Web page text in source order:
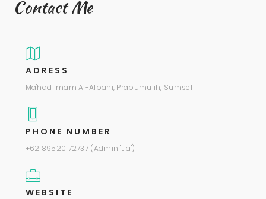
Contact Me
ADRESS
Ma'had Imam Al-Albani, Prabumulih, Sumsel
PHONE NUMBER
+62 89520172737 (Admin 'Lia')
WEBSITE